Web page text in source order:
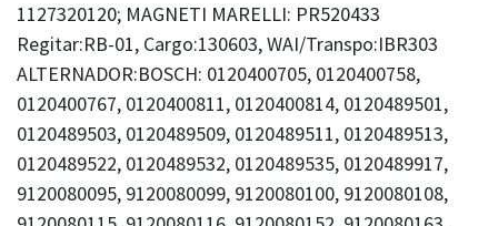
1127320120; MAGNETI MARELLI: PR520433
Regitar:RB-01, Cargo:130603, WAI/Transpo:IBR303
ALTERNADOR:BOSCH: 0120400705, 0120400758,
0120400767, 0120400811, 0120400814, 0120489501,
0120489503, 0120489509, 0120489511, 0120489513,
0120489522, 0120489532, 0120489535, 0120489917,
9120080095, 9120080099, 9120080100, 9120080108,